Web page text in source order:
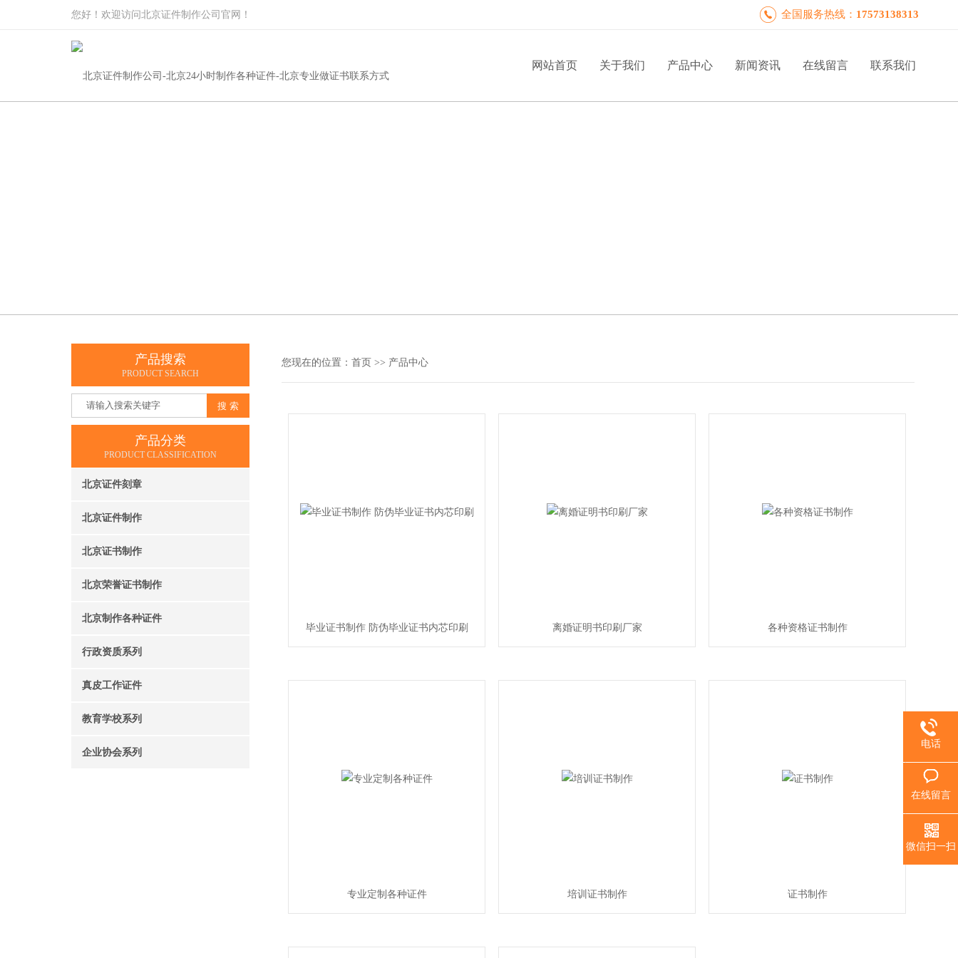
您好！欢迎访问北京证件制作公司官网！ 全国服务热线： 17573138313
网站首页 关于我们 产品中心 新闻资讯 在线留言 联系我们
产品搜索
PRODUCT SEARCH
产品分类
PRODUCT CLASSIFICATION
北京证件刻章
北京证件制作
北京证书制作
北京荣誉证书制作
北京制作各种证件
行政资质系列
真皮工作证件
教育学校系列
企业协会系列
您现在的位置： 首页 >> 产品中心
毕业证书制作 防伪毕业证书内芯印刷 离婚证明书印刷厂家 各种资格证书制作
专业定制各种证件 培训证书制作 证书制作
电话
在线留言
微信扫一扫